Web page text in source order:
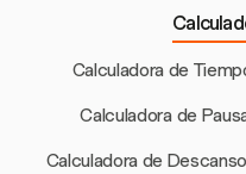
Calculadora de
Calculadora de
Calculadora de